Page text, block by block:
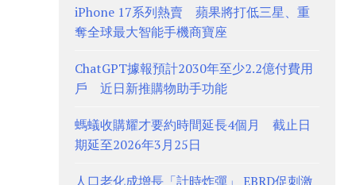
iPhone 17系列熱賣 蘋果將打低三星、重
奪全球最大智能手機商寶座
ChatGPT據報預計2030年至少2.2億付費用
戶 近日新推購物助手功能
螞蟻收購耀才要約時間延長4個月 截止日
期延至2026年3月25日
人口老化成增長「計時炸彈」 EBRD促刺激